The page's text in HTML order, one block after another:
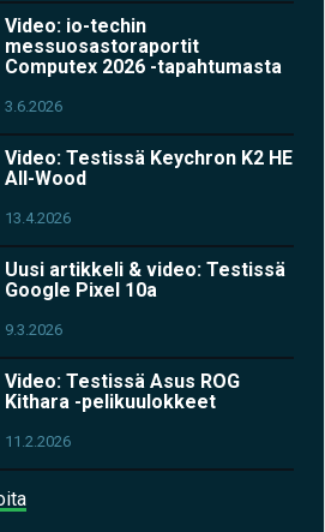
Video: io-techin
messuosastoraportit
Computex 2026 -tapahtumasta
3.6.2026
Video: Testissä Keychron K2 HE
All-Wood
13.4.2026
Uusi artikkeli & video: Testissä
Google Pixel 10a
9.3.2026
Video: Testissä Asus ROG
Kithara -pelikuulokkeet
11.2.2026